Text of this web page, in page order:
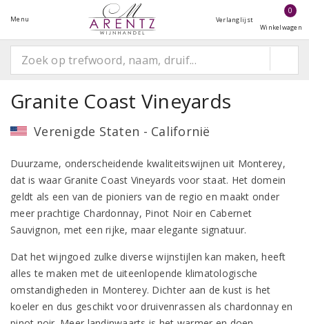
Menu Verlanglijst
0
Winkelwagen
Granite Coast Vineyards
Verenigde Staten - Californië
Duurzame, onderscheidende kwaliteitswijnen uit Monterey,
dat is waar Granite Coast Vineyards voor staat. Het domein
geldt als een van de pioniers van de regio en maakt onder
meer prachtige Chardonnay, Pinot Noir en Cabernet
Sauvignon, met een rijke, maar elegante signatuur.
Dat het wijngoed zulke diverse wijnstijlen kan maken, heeft
alles te maken met de uiteenlopende klimatologische
omstandigheden in Monterey. Dichter aan de kust is het
koeler en dus geschikt voor druivenrassen als chardonnay en